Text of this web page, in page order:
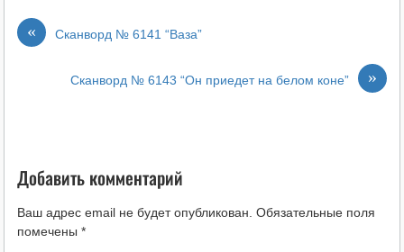
« Сканворд № 6141 “Ваза”
»
Сканворд № 6143 “Он приедет на белом коне”
Добавить комментарий
Ваш адрес email не будет опубликован. Обязательные поля
помечены *